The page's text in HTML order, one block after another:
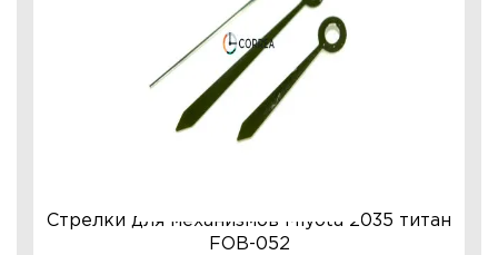
Стрелки для механизмов Miyota 2035 титан
FOB-052